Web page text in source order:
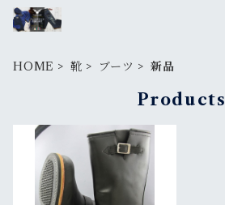
HOME 靴 ブーツ 新品
Products